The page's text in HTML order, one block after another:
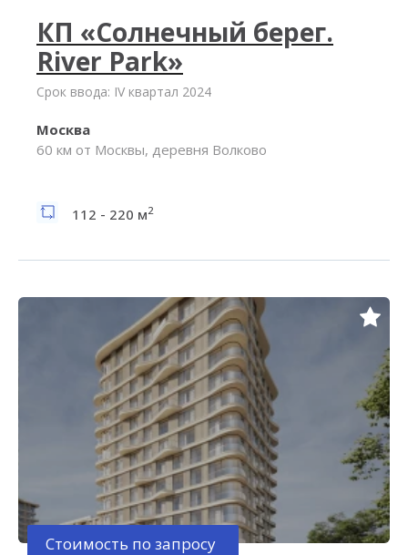
КП «Солнечный берег.
River Park»
Срок ввода: IV квартал 2024
Москва
60 км от Москвы, деревня Волково
112 - 220 м2
Стоимость по запросу